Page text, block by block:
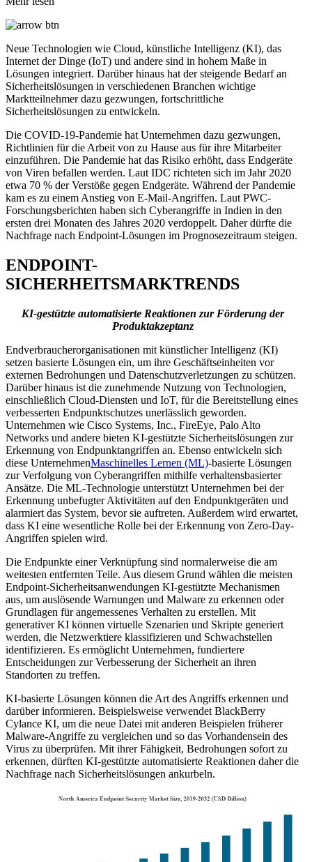
Neue Technologien wie Cloud, künstliche Intelligenz (KI), das
Internet der Dinge (IoT) und andere sind in hohem Maße in
Lösungen integriert. Darüber hinaus hat der steigende Bedarf an
Sicherheitslösungen in verschiedenen Branchen wichtige
Marktteilnehmer dazu gezwungen, fortschrittliche
Sicherheitslösungen zu entwickeln.
Die COVID-19-Pandemie hat Unternehmen dazu gezwungen,
Richtlinien für die Arbeit von zu Hause aus für ihre Mitarbeiter
einzuführen. Die Pandemie hat das Risiko erhöht, dass Endgeräte
von Viren befallen werden. Laut IDC richteten sich im Jahr 2020
etwa 70 % der Verstöße gegen Endgeräte. Während der Pandemie
kam es zu einem Anstieg von E-Mail-Angriffen. Laut PWC-
Forschungsberichten haben sich Cyberangriffe in Indien in den
ersten drei Monaten des Jahres 2020 verdoppelt. Daher dürfte die
Nachfrage nach Endpoint-Lösungen im Prognosezeitraum steigen.
ENDPOINT-
SICHERHEITSMARKTRENDS
KI-gestützte automatisierte Reaktionen zur Förderung der
Produktakzeptanz
Endverbraucherorganisationen mit künstlicher Intelligenz (KI)
setzen basierte Lösungen ein, um ihre Geschäftseinheiten vor
externen Bedrohungen und Datenschutzverletzungen zu schützen.
Darüber hinaus ist die zunehmende Nutzung von Technologien,
einschließlich Cloud-Diensten und IoT, für die Bereitstellung eines
verbesserten Endpunktschutzes unerlässlich geworden.
Unternehmen wie Cisco Systems, Inc., FireEye, Palo Alto
Networks und andere bieten KI-gestützte Sicherheitslösungen zur
Erkennung von Endpunktangriffen an. Ebenso entwickeln sich
diese UnternehmenMaschinelles Lernen (ML)-basierte Lösungen
zur Verfolgung von Cyberangriffen mithilfe verhaltensbasierter
Ansätze. Die ML-Technologie unterstützt Unternehmen bei der
Erkennung unbefugter Aktivitäten auf den Endpunktgeräten und
alarmiert das System, bevor sie auftreten. Außerdem wird erwartet,
dass KI eine wesentliche Rolle bei der Erkennung von Zero-Day-
Angriffen spielen wird.
Die Endpunkte einer Verknüpfung sind normalerweise die am
weitesten entfernten Teile. Aus diesem Grund wählen die meisten
Endpoint-Sicherheitsanwendungen KI-gestützte Mechanismen
aus, um auslösende Warnungen und Malware zu erkennen oder
Grundlagen für angemessenes Verhalten zu erstellen. Mit
generativer KI können virtuelle Szenarien und Skripte generiert
werden, die Netzwerktiere klassifizieren und Schwachstellen
identifizieren. Es ermöglicht Unternehmen, fundiertere
Entscheidungen zur Verbesserung der Sicherheit an ihren
Standorten zu treffen.
KI-basierte Lösungen können die Art des Angriffs erkennen und
darüber informieren. Beispielsweise verwendet BlackBerry
Cylance KI, um die neue Datei mit anderen Beispielen früherer
Malware-Angriffe zu vergleichen und so das Vorhandensein des
Virus zu überprüfen. Mit ihrer Fähigkeit, Bedrohungen sofort zu
erkennen, dürften KI-gestützte automatisierte Reaktionen daher die
Nachfrage nach Sicherheitslösungen ankurbeln.